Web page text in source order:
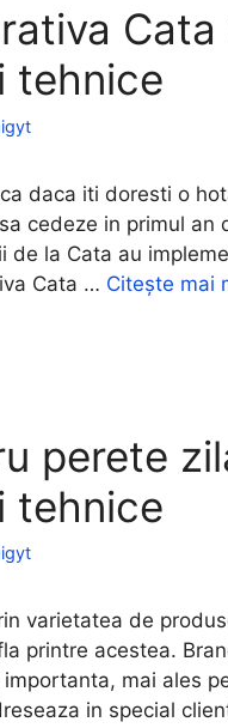
tehnice
daca iti doresti o
cedeze in primul
de la Cata au
Cata … Citește mai
perete
tehnice
varietatea de
printre acestea.
mai ales
in special